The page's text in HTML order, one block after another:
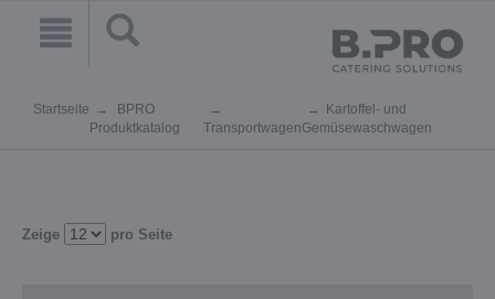
Startseite
BPRO
Produktkatalog
Transportwagen
Kartoffel- und
Gemüsewaschwagen
Zeige pro Seite